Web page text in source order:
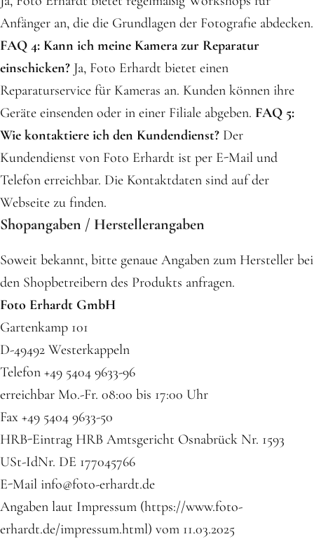
Anfänger an, die die Grundlagen der Fotografie abdecken.
FAQ 4: Kann ich meine Kamera zur Reparatur
einschicken? Ja, Foto Erhardt bietet einen
Reparaturservice für Kameras an. Kunden können ihre
Geräte einsenden oder in einer Filiale abgeben. FAQ 5:
Wie kontaktiere ich den Kundendienst? Der
Kundendienst von Foto Erhardt ist per E-Mail und
Telefon erreichbar. Die Kontaktdaten sind auf der
Webseite zu finden.
Shopangaben / Herstellerangaben
Soweit bekannt, bitte genaue Angaben zum Hersteller bei
den Shopbetreibern des Produkts anfragen.
Foto Erhardt GmbH
Gartenkamp 101
D-49492 Westerkappeln
Telefon +49 5404 9633-96
erreichbar Mo.-Fr. 08:00 bis 17:00 Uhr
Fax +49 5404 9633-50
HRB-Eintrag HRB Amtsgericht Osnabrück Nr. 1593
USt-IdNr. DE 177045766
E-Mail info@foto-erhardt.de
Angaben laut Impressum (https://www.foto-
erhardt.de/impressum.html) vom 11.03.2025